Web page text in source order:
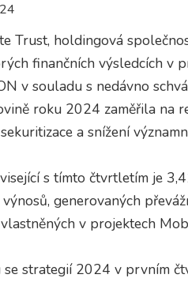
Trust, holdingová
finančních výsledcích v
v souladu s nedávno
roku 2024 zaměřila na
a snížení
s tímto čtvrtletím je
generovaných
v projektech
se strategií 2024 v prvním